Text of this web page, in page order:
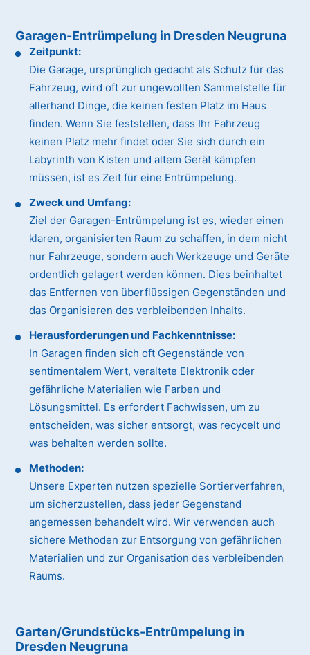
Garagen-Entrümpelung in Dresden Neugruna
Zeitpunkt:
Die Garage, ursprünglich gedacht als Schutz für das
Fahrzeug, wird oft zur ungewollten Sammelstelle für
allerhand Dinge, die keinen festen Platz im Haus
finden. Wenn Sie feststellen, dass Ihr Fahrzeug
keinen Platz mehr findet oder Sie sich durch ein
Labyrinth von Kisten und altem Gerät kämpfen
müssen, ist es Zeit für eine Entrümpelung.
Zweck und Umfang:
Ziel der Garagen-Entrümpelung ist es, wieder einen
klaren, organisierten Raum zu schaffen, in dem nicht
nur Fahrzeuge, sondern auch Werkzeuge und Geräte
ordentlich gelagert werden können. Dies beinhaltet
das Entfernen von überflüssigen Gegenständen und
das Organisieren des verbleibenden Inhalts.
Herausforderungen und Fachkenntnisse:
In Garagen finden sich oft Gegenstände von
sentimentalem Wert, veraltete Elektronik oder
gefährliche Materialien wie Farben und
Lösungsmittel. Es erfordert Fachwissen, um zu
entscheiden, was sicher entsorgt, was recycelt und
was behalten werden sollte.
Methoden:
Unsere Experten nutzen spezielle Sortierverfahren,
um sicherzustellen, dass jeder Gegenstand
angemessen behandelt wird. Wir verwenden auch
sichere Methoden zur Entsorgung von gefährlichen
Materialien und zur Organisation des verbleibenden
Raums.
Garten/Grundstücks-Entrümpelung in
Dresden Neugruna